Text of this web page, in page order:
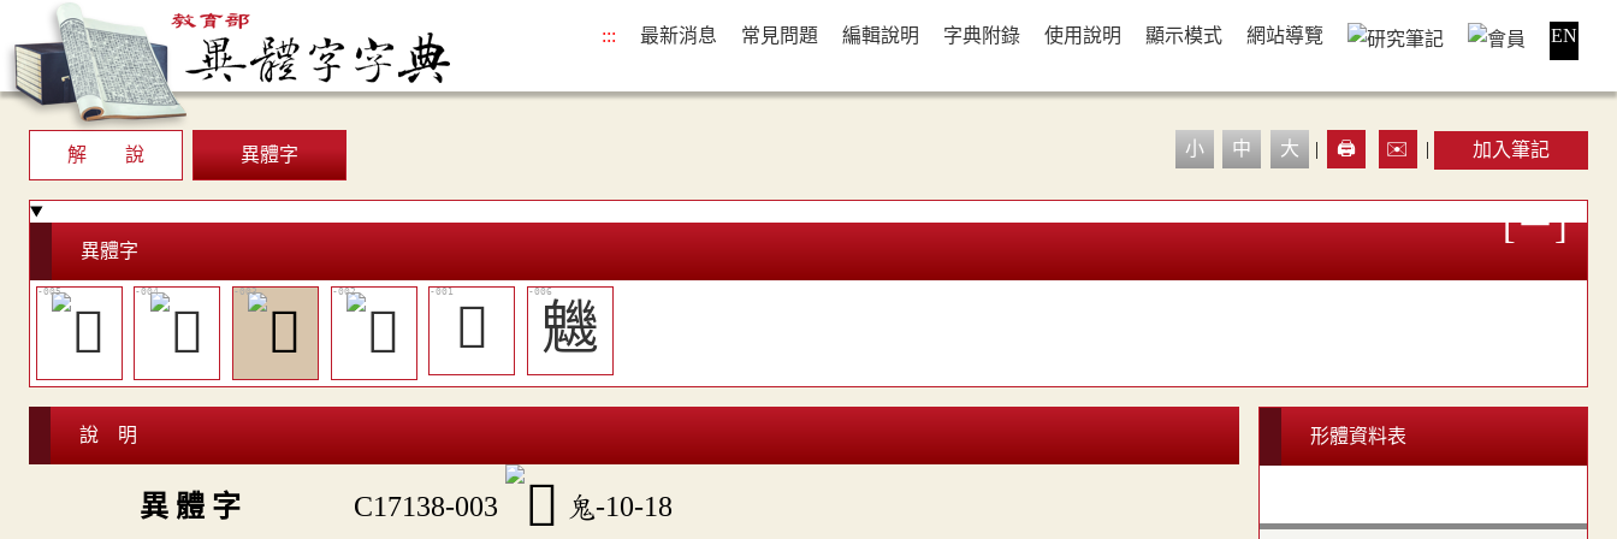
::: 最新消息 常見問題 編輯說明 字典附錄 使用說明 顯示模式 網站導覽 EN
解 說 異體字 小 中 大 | 🖨️ ✉️ | 加入筆記
異體字
𩴆 魕
說 明
異 體 字 C17138-003 鬼-10-18
形體資料表